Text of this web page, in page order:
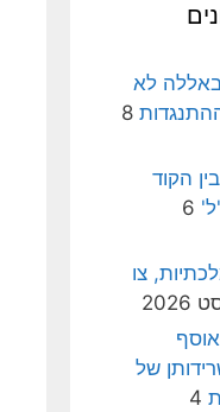
לא
8
הקוד
6
צו
של
4